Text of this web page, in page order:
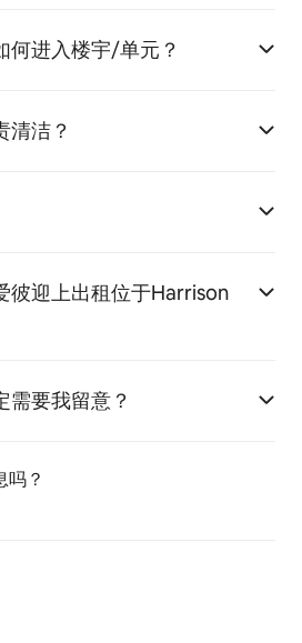
何进入楼宇/单元？
清洁？
彼迎上出租位于Harrison
需要我留意？
吗？